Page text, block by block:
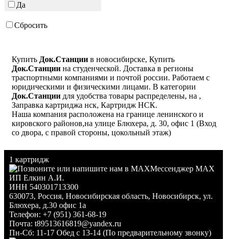
Да
Сбросить
Купить Док.Станции в новосибирске, Купить
Док.Станции на студенческой. Доставка в регионы
траспортными компаниями и почтой россии. Работаем с
юридическими и физическими лицами. В категории
Док.Станции для удобства товары распределены, на ,
Заправка картриджа нск, Картридж НСК.
Наша компания расположена на границе ленинского и
кировского районов,на улице Блюхера, д. 30, офис 1 (Вход
со двора, с правой стороны, цокольный этаж)
1 картридж
Мессенджер MAX
ИП Елкин А.И.
ИНН 540301713300
630073, Россия, Новосибирская область, Новосибирск, ул.
Блюхера, д.30 офис 1а
Телефон: +7 (951) 361-68-19
Почта: t89513616819@yandex.ru
Пн-Сб: 11-17 Обед с 13-14 (По предварительному звонку)